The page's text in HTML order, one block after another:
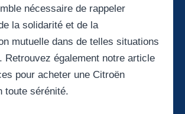
nécessaire de rappeler
la solidarité et de la
mutuelle dans de telles situations
Retrouvez également notre article
pour acheter une Citroën
toute sérénité.